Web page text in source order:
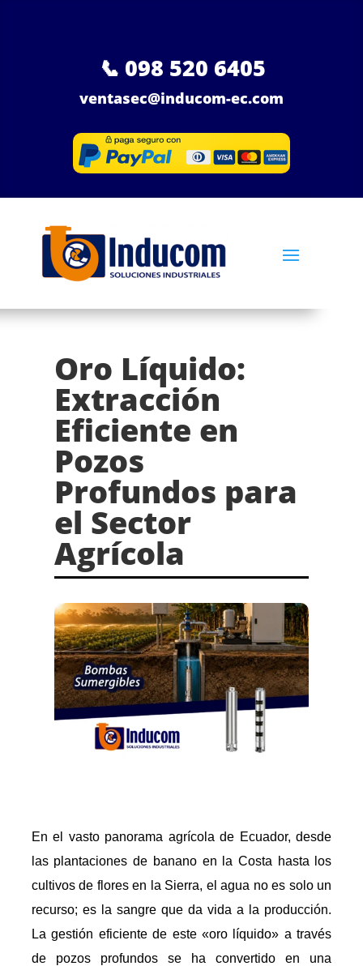
📞 098 520 6405
ventasec@inducom-ec.com
Oro Líquido:
Extracción
Eficiente en
Pozos
Profundos para
el Sector
Agrícola
En el vasto panorama agrícola de Ecuador, desde
las plantaciones de banano en la Costa hasta los
cultivos de flores en la Sierra, el agua no es solo un
recurso; es la sangre que da vida a la producción.
La gestión eficiente de este «oro líquido» a través
de pozos profundos se ha convertido en una